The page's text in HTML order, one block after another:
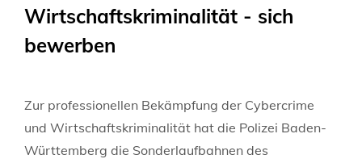
Wirtschaftskriminalität - sich
bewerben
Zur professionellen Bekämpfung der Cybercrime
und Wirtschaftskriminalität hat die Polizei Baden-
Württemberg die Sonderlaufbahnen des